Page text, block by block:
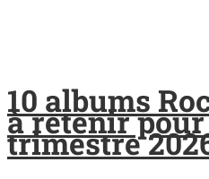
10 albums
à retenir
trimestre